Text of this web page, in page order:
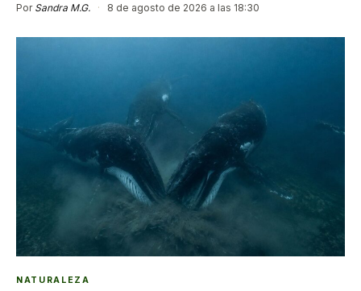
Por Sandra M.G. · 8 de agosto de 2026 a las 18:30
NATURALEZA